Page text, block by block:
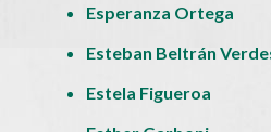
Esperanza Ortega
Esteban Beltrán
Estela Figueroa